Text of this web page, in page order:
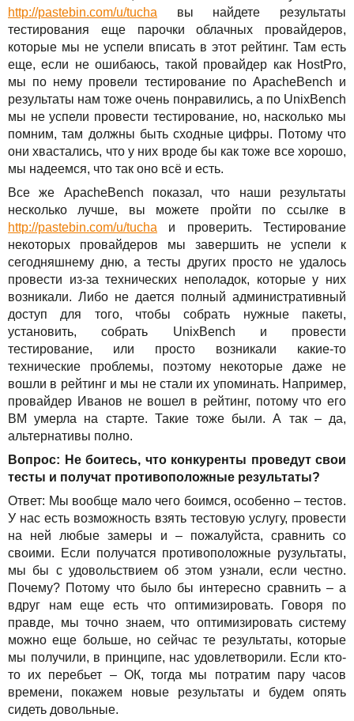
http://pastebin.com/u/tucha вы найдете результаты
тестирования еще парочки облачных провайдеров,
которые мы не успели вписать в этот рейтинг. Там есть
еще, если не ошибаюсь, такой провайдер как HostPro,
мы по нему провели тестирование по ApacheBench и
результаты нам тоже очень понравились, а по UnixBench
мы не успели провести тестирование, но, насколько мы
помним, там должны быть сходные цифры. Потому что
они хвастались, что у них вроде бы как тоже все хорошо,
мы надеемся, что так оно всё и есть.
Все же ApacheBench показал, что наши результаты
несколько лучше, вы можете пройти по ссылке в
http://pastebin.com/u/tucha и проверить. Тестирование
некоторых провайдеров мы завершить не успели к
сегодняшнему дню, а тесты других просто не удалось
провести из-за технических неполадок, которые у них
возникали. Либо не дается полный административный
доступ для того, чтобы собрать нужные пакеты,
установить, собрать UnixBench и провести
тестирование, или просто возникали какие-то
технические проблемы, поэтому некоторые даже не
вошли в рейтинг и мы не стали их упоминать. Например,
провайдер Иванов не вошел в рейтинг, потому что его
ВМ умерла на старте. Такие тоже были. А так – да,
альтернативы полно.
Вопрос: Не боитесь, что конкуренты проведут свои
тесты и получат противоположные результаты?
Ответ: Мы вообще мало чего боимся, особенно – тестов.
У нас есть возможность взять тестовую услугу, провести
на ней любые замеры и – пожалуйста, сравнить со
своими. Если получатся противоположные рузультаты,
мы бы с удовольствием об этом узнали, если честно.
Почему? Потому что было бы интересно сравнить – а
вдруг нам еще есть что оптимизировать. Говоря по
правде, мы точно знаем, что оптимизировать систему
можно еще больше, но сейчас те результаты, которые
мы получили, в принципе, нас удовлетворили. Если кто-
то их перебьет – ОК, тогда мы потратим пару часов
времени, покажем новые результаты и будем опять
сидеть довольные.